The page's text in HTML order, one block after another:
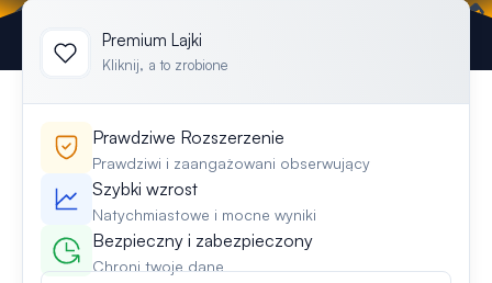
Premium Lajki
Kliknij, a to zrobione
Prawdziwe Rozszerzenie
Prawdziwi i zaangażowani obserwujący
Szybki wzrost
Natychmiastowe i mocne wyniki
Bezpieczny i zabezpieczony
Chroni twoje dane